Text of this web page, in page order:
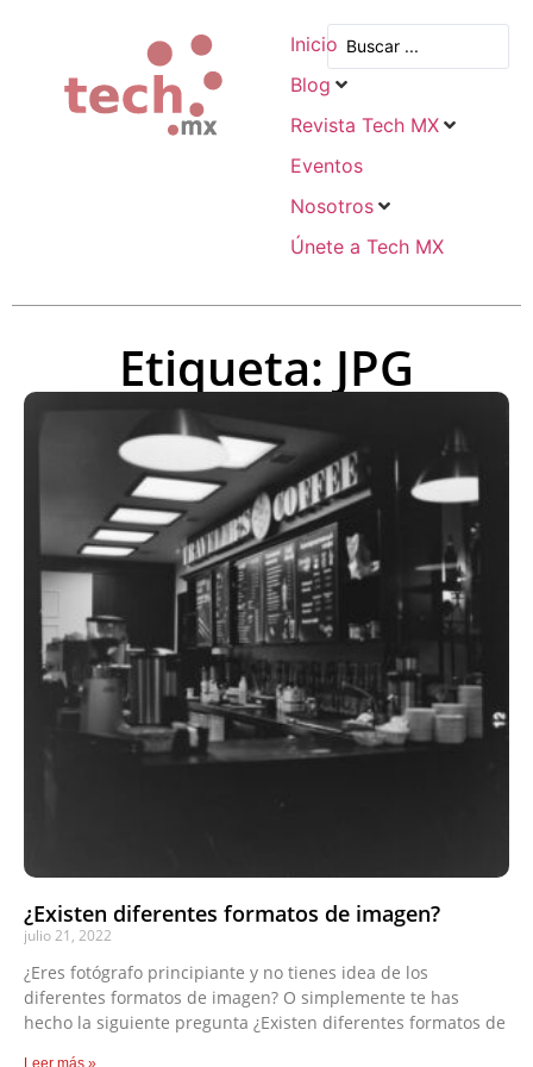
Inicio
Blog
Revista Tech MX
Eventos
Nosotros
Únete a Tech MX
Etiqueta: JPG
¿Existen diferentes formatos de imagen?
julio 21, 2022
¿Eres fotógrafo principiante y no tienes idea de los
diferentes formatos de imagen? O simplemente te has
hecho la siguiente pregunta ¿Existen diferentes formatos de
Leer más »